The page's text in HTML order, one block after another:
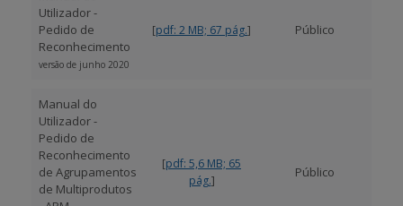
Utilizador -
Pedido de
Reconhecimento
versão de junho 2020
[pdf: 2 MB; 67 pág.] Público
Manual do
Utilizador -
Pedido de
Reconhecimento
de Agrupamentos
de Multiprodutos
[pdf: 5,6 MB; 65
pág.] Público